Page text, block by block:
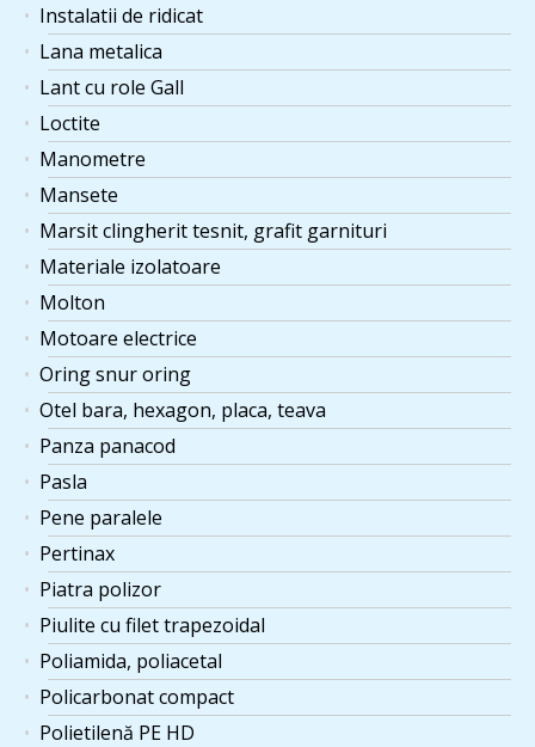
Instalatii de ridicat
Lana metalica
Lant cu role Gall
Loctite
Manometre
Mansete
Marsit clingherit tesnit, grafit garnituri
Materiale izolatoare
Molton
Motoare electrice
Oring snur oring
Otel bara, hexagon, placa, teava
Panza panacod
Pasla
Pene paralele
Pertinax
Piatra polizor
Piulite cu filet trapezoidal
Poliamida, poliacetal
Policarbonat compact
Polietilenă PE HD